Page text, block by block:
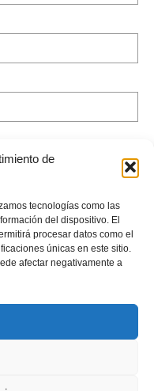
de
tecnologías como las
del dispositivo. El
procesar datos como el
únicas en este sitio.
afectar negativamente a